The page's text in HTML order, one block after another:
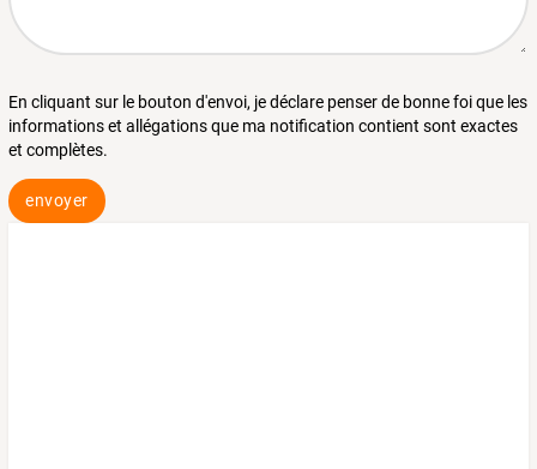
En cliquant sur le bouton d'envoi, je déclare penser de bonne foi que les
informations et allégations que ma notification contient sont exactes
et complètes.
envoyer